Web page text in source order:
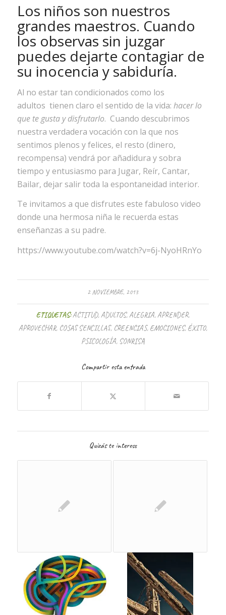
Los niños son nuestros
grandes maestros. Cuando
los observas sin juzgar
puedes dejarte contagiar de
su inocencia y sabiduría.
Al no estar tan condicionados como los
adultos tienen claro el sentido de la vida: hacer lo
que te gusta y disfrutarlo. Cuando descubrimos
nuestra verdadera vocación con la que nos
sentimos plenos y felices, el resto (dinero,
recompensa) vendrá por añadidura y sobra
tiempo y entusiasmo para Jugar, Reír, Cantar,
Bailar, dejar salir toda la espontaneidad interior.
Te invitamos a que disfrutes este fabuloso video
donde una hermosa niña le recuerda estas
enseñanzas a su padre.
https://www.youtube.com/watch?v=6j-NyoHRnYo
2 NOVIEMBRE, 2013
ETIQUETAS:ACTITUD,ADULTOS,ALEGRIA,APRENDER,
APROVECHAR, COSAS SENCILLAS, CREENCIAS, EMOCIONES, ÉXITO,
PSICOLOGÍA, SONRISA
Compartir esta entrada
Quizás te interese